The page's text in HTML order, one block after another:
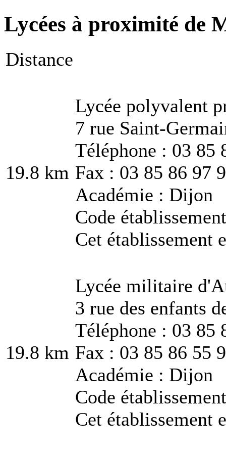
Lycées à proximité de
Distance
19.8 km
Lycée polyvalent
7 rue Saint-
Téléphone : 03 85
Fax : 03 85 86 97
Académie : Dijon
Code
Cet établissement
19.8 km
Lycée militaire
3 rue des enfants
Téléphone : 03 85
Fax : 03 85 86 55
Académie : Dijon
Code
Cet établissement